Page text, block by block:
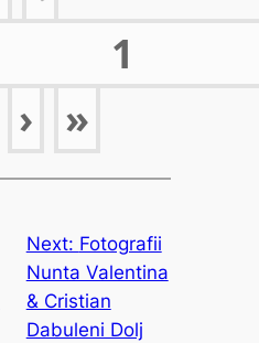
› »
Next: Fotografii
Nunta Valentina
& Cristian
Dabuleni Dolj